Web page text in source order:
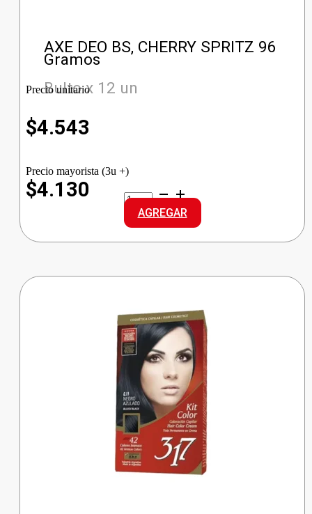
AXE DEO BS, CHERRY SPRITZ 96
Gramos
Bulto x 12 un
Precio unitario
$4.543
Precio mayorista (3u +)
$4.130
AXE
DEO
BS,
CHERRY
SPRITZ
AGREGAR